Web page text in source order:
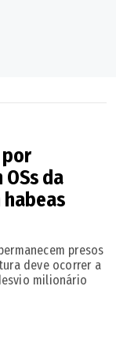
reafirmou
que não é alvo
das
O HMAP é
Israelita
por
da
habeas
presos
deve ocorrer a
milionário